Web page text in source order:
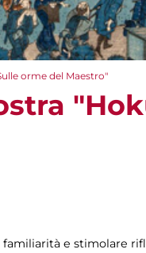
orme del Maestro"
e stimolare